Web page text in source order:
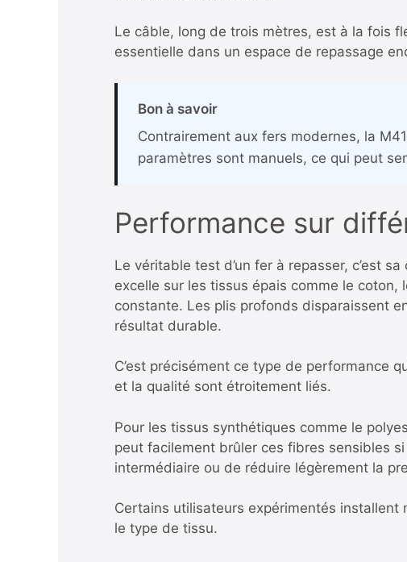
Le câble, long de trois mètres, est à la fois
essentielle dans un espace de repassage
Bon à savoir
Contrairement aux fers modernes, la
paramètres sont manuels, ce qui peut
Performance sur
Le véritable test d’un fer à repasser, c’est
excelle sur les tissus épais comme le
constante. Les plis profonds disparaissent
résultat durable.
C’est précisément ce type de performance
et la qualité sont étroitement liés.
Pour les tissus synthétiques comme le
peut facilement brûler ces fibres sensibles
intermédiaire ou de réduire légèrement la
Certains utilisateurs expérimentés
le type de tissu.